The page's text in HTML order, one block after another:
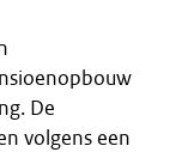
De
volgens een